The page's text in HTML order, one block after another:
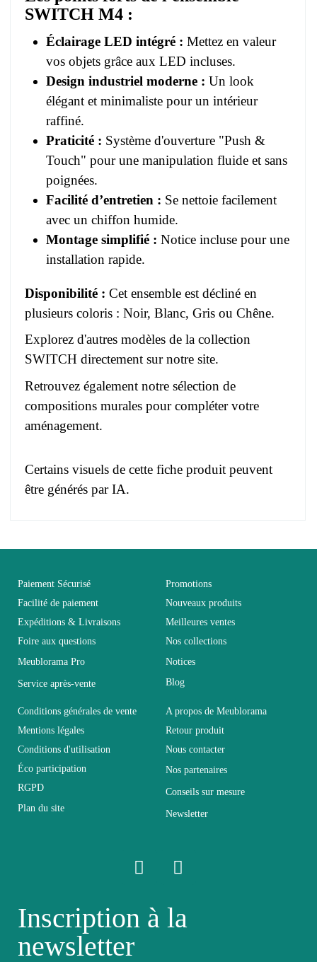
SWITCH M4 :
Éclairage LED intégré : Mettez en valeur
vos objets grâce aux LED incluses.
Design industriel moderne : Un look
élégant et minimaliste pour un intérieur
raffiné.
Praticité : Système d'ouverture "Push &
Touch" pour une manipulation fluide et sans
poignées.
Facilité d’entretien : Se nettoie facilement
avec un chiffon humide.
Montage simplifié : Notice incluse pour une
installation rapide.
Disponibilité : Cet ensemble est décliné en
plusieurs coloris : Noir, Blanc, Gris ou Chêne.
Explorez d'autres modèles de la collection
SWITCH directement sur notre site.
Retrouvez également notre sélection de
compositions murales pour compléter votre
aménagement.
Certains visuels de cette fiche produit peuvent
être générés par IA.
Age Adulte
Collection SWITCH
Coloris Gris
Dimensions 300x170x40
Electrique Electrique
Non Empilable
Fixe Fixe
Garantie
Vous devez vous connecter pour laisser un avis
Paiement Sécurisé
Facilité de paiement
Expéditions & Livraisons
Foire aux questions
Meublorama Pro
Service après-vente
Promotions
Nouveaux produits
Meilleures ventes
Nos collections
Notices
Blog
Conditions générales de vente
Mentions légales
Conditions d'utilisation
Éco participation
RGPD
Plan du site
A propos de Meublorama
Retour produit
Nous contacter
Nos partenaires
Conseils sur mesure
Newsletter
Inscription à la
newsletter